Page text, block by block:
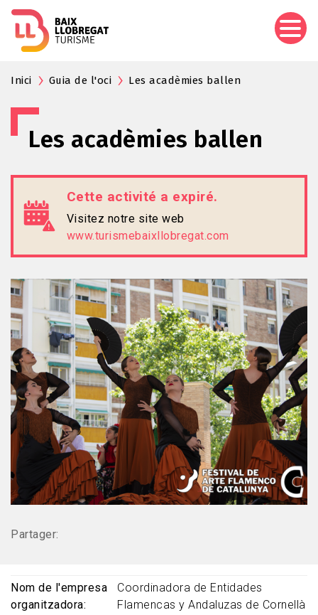
Inici Guia de l'oci Les acadèmies ballen
Les acadèmies ballen
Cette activité a expiré.
Visitez notre site web
www.turismebaixllobregat.com
Partager:
Nom de l'empresa
organitzadora
Coordinadora de Entidades
Flamencas y Andaluzas de Cornellà